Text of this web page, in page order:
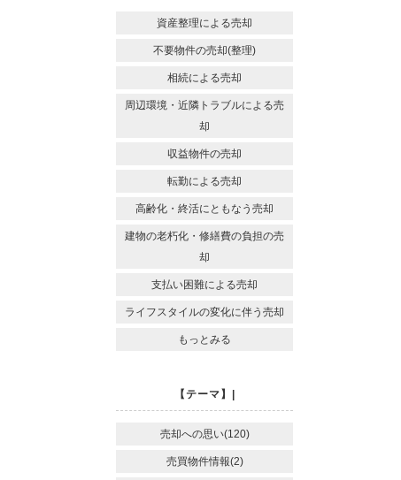
資産整理による売却
不要物件の売却(整理)
相続による売却
周辺環境・近隣トラブルによる売
却
収益物件の売却
転勤による売却
高齢化・終活にともなう売却
建物の老朽化・修繕費の負担の売
却
支払い困難による売却
ライフスタイルの変化に伴う売却
もっとみる
【テーマ】|
売却への思い(120)
売買物件情報(2)